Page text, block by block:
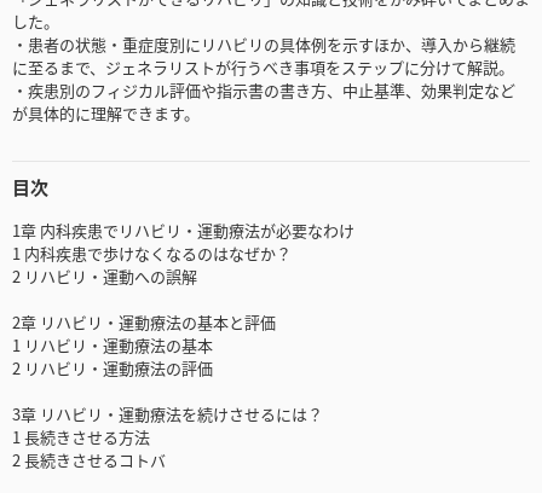
した。
・患者の状態・重症度別にリハビリの具体例を示すほか、導入から継続
に至るまで、ジェネラリストが行うべき事項をステップに分けて解説。
・疾患別のフィジカル評価や指示書の書き方、中止基準、効果判定など
が具体的に理解できます。
目次
1章 内科疾患でリハビリ・運動療法が必要なわけ
1 内科疾患で歩けなくなるのはなぜか？
2 リハビリ・運動への誤解
2章 リハビリ・運動療法の基本と評価
1 リハビリ・運動療法の基本
2 リハビリ・運動療法の評価
3章 リハビリ・運動療法を続けさせるには？
1 長続きさせる方法
2 長続きさせるコトバ